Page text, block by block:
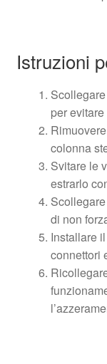
Istruzioni
per
colonna
Svitare le
estrarlo
di non
Installare
connettori